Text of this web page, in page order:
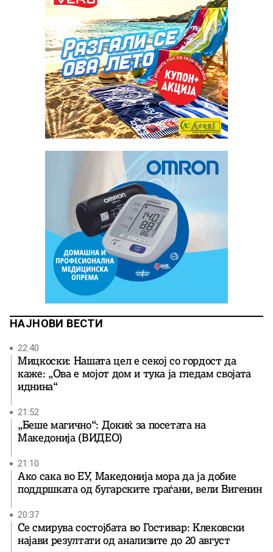
НАЈНОВИ ВЕСТИ
22:40
Мицкоски: Нашата цел е секој со гордост да
каже: „Ова е мојот дом и тука ја гледам својата
иднина“
21:52
„Беше магично“: Докиќ за посетата на
Македонија (ВИДЕО)
21:10
Ако сака во ЕУ, Македонија мора да ја добие
поддршката од бугарските граѓани, вели Вигенин
20:37
Се смирува состојбата во Гостивар: Клековски
најави резултати од анализите до 20 август